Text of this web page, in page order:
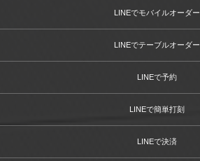
LINEでモバイルオーダー
LINEでテーブルオーダー
LINEで予約
LINEで簡単打刻
LINEで決済